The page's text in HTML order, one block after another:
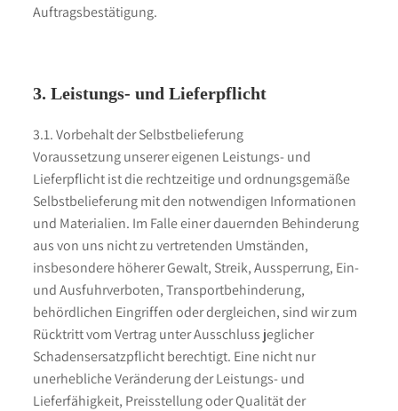
Auftragsbestätigung.
3. Leistungs- und Lieferpflicht
3.1. Vorbehalt der Selbstbelieferung
Voraussetzung unserer eigenen Leistungs- und
Lieferpflicht ist die rechtzeitige und ordnungsgemäße
Selbstbelieferung mit den notwendigen Informationen
und Materialien. Im Falle einer dauernden Behinderung
aus von uns nicht zu vertretenden Umständen,
insbesondere höherer Gewalt, Streik, Aussperrung, Ein-
und Ausfuhrverboten, Transportbehinderung,
behördlichen Eingriffen oder dergleichen, sind wir zum
Rücktritt vom Vertrag unter Ausschluss jeglicher
Schadensersatzpflicht berechtigt. Eine nicht nur
unerhebliche Veränderung der Leistungs- und
Lieferfähigkeit, Preisstellung oder Qualität der